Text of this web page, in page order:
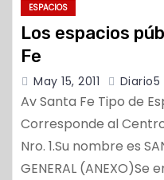
ESPACIOS
Los espacios
Fe
May 15, 2011 Diario5
Av Santa Fe Tipo de
Corresponde al
Nro. 1.Su nombre es
GENERAL